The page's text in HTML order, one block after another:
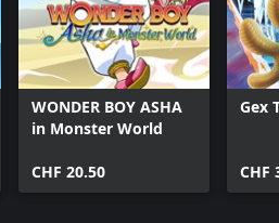
WONDER BOY ASHA
in Monster World
CHF 20.50
Gex
CHF